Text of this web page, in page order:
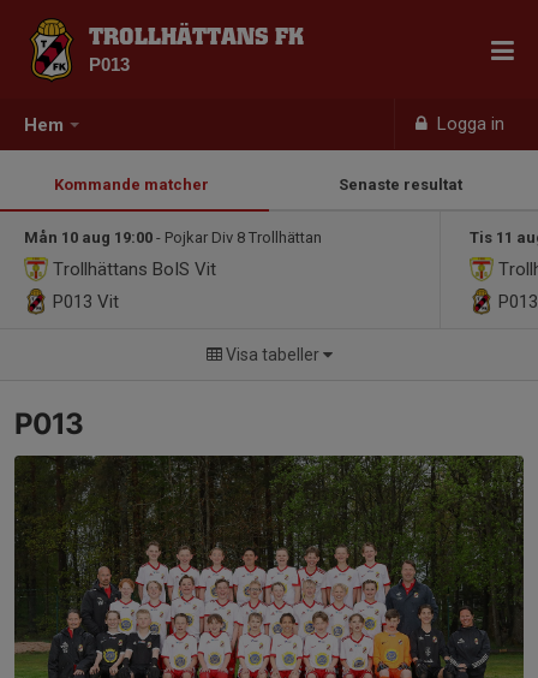
Hem Logga in
TROLLHÄTTANS FK
P013
Kommande matcher Senaste resultat
Mån 10 aug 19:00 - Pojkar Div 8 Trollhättan
Trollhättans BoIS Vit
P013 Vit
Tis 11
Visa tabeller
P013